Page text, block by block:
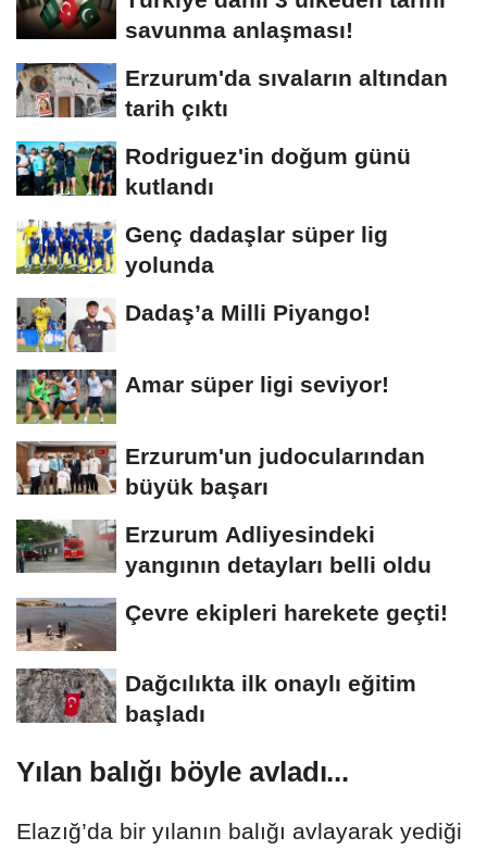
savunma anlaşması!
Erzurum'da sıvaların altından
tarih çıktı
Rodriguez'in doğum günü
kutlandı
Genç dadaşlar süper lig
yolunda
Dadaş’a Milli Piyango!
Amar süper ligi seviyor!
Erzurum'un judocularından
büyük başarı
Erzurum Adliyesindeki
yangının detayları belli oldu
Çevre ekipleri harekete geçti!
Dağcılıkta ilk onaylı eğitim
başladı
Yılan balığı böyle avladı...
Elazığ’da bir yılanın balığı avlayarak yediği